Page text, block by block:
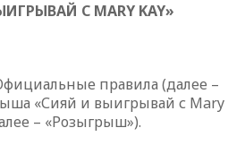
С MARY KAY»
правила (далее –
«Сияй и выигрывай с Mary
– «Розыгрыш»).